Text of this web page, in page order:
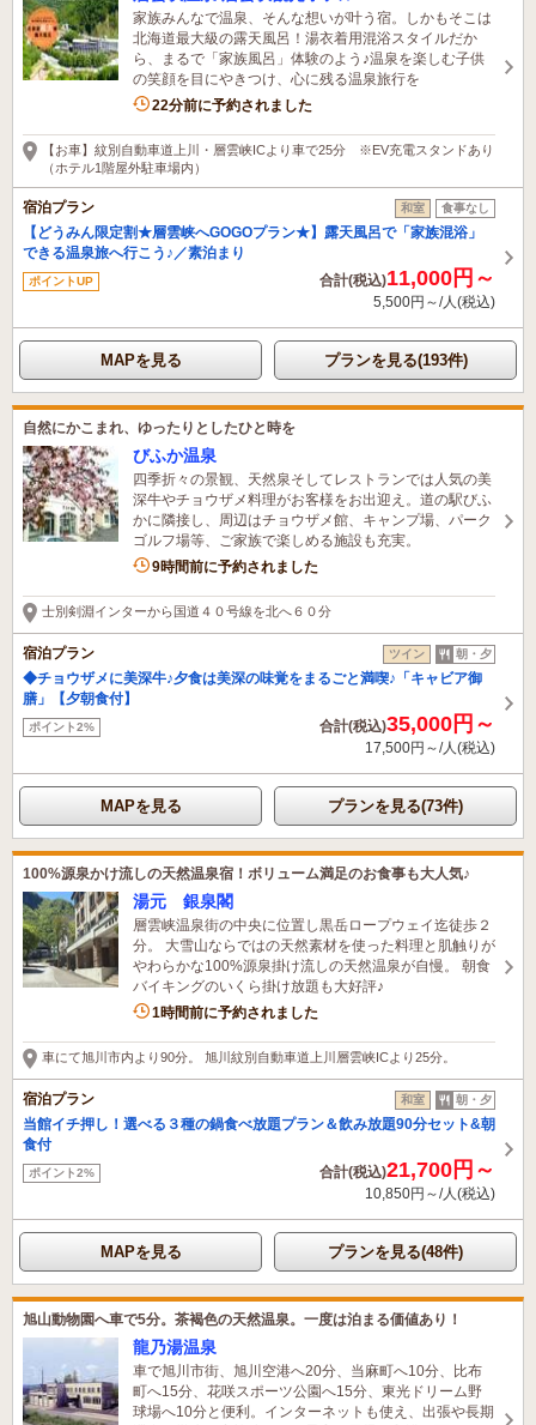
家族みんなで温泉、そんな想いが叶う宿。しかもそこは
北海道最大級の露天風呂！湯衣着用混浴スタイルだか
ら、まるで「家族風呂」体験のよう♪温泉を楽しむ子供
の笑顔を目にやきつけ、心に残る温泉旅行を
7名がこの宿を見ています
22分前に予約されました
【お車】紋別自動車道上川・層雲峡ICより車で25分 ※EV充電スタンドあり
（ホテル1階屋外駐車場内）
宿泊プラン 和室 食事なし
【どうみん限定割★層雲峡へGOGOプラン★】露天風呂で「家族混浴」
できる温泉旅へ行こう♪／素泊まり
ポイントUP 合計(税込)11,000円～
5,500円～/人(税込)
MAPを見る プランを見る(193件)
自然にかこまれ、ゆったりとしたひと時を
びふか温泉
四季折々の景観、天然泉そしてレストランでは人気の美
深牛やチョウザメ料理がお客様をお出迎え。道の駅びふ
かに隣接し、周辺はチョウザメ館、キャンプ場、パーク
ゴルフ場等、ご家族で楽しめる施設も充実。
1名がこの宿を見ています
9時間前に予約されました
士別剣淵インターから国道４０号線を北へ６０分
宿泊プラン ツイン 朝・夕
◆チョウザメに美深牛♪夕食は美深の味覚をまるごと満喫♪「キャビア御
膳」【夕朝食付】
ポイント2% 合計(税込)35,000円～
17,500円～/人(税込)
MAPを見る プランを見る(73件)
100%源泉かけ流しの天然温泉宿！ボリューム満足のお食事も大人気♪
湯元 銀泉閣
層雲峡温泉街の中央に位置し黒岳ロープウェイ迄徒歩２
分。 大雪山ならではの天然素材を使った料理と肌触りが
やわらかな100%源泉掛け流しの天然温泉が自慢。 朝食
バイキングのいくら掛け放題も大好評♪
1名がこの宿を見ています
1時間前に予約されました
車にて旭川市内より90分。 旭川紋別自動車道上川層雲峡ICより25分。
宿泊プラン 和室 朝・夕
当館イチ押し！選べる３種の鍋食べ放題プラン＆飲み放題90分セット&朝
食付
ポイント2% 合計(税込)21,700円～
10,850円～/人(税込)
MAPを見る プランを見る(48件)
旭山動物園へ車で5分。茶褐色の天然温泉。一度は泊まる価値あり！
龍乃湯温泉
車で旭川市街、旭川空港へ20分、当麻町へ10分、比布
町へ15分、花咲スポーツ公園へ15分、東光ドリーム野
球場へ10分と便利。インターネットも使え、出張や長期